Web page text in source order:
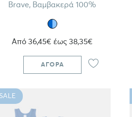
Brave, Βαμβακερά 100%
Από 36,45€ έως 38,35€
ΑΓΟΡΆ
SALE